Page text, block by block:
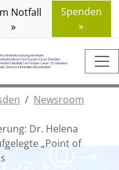
Notfall
»
Spenden
»
Newsroom
Dr. Helena
„Point of